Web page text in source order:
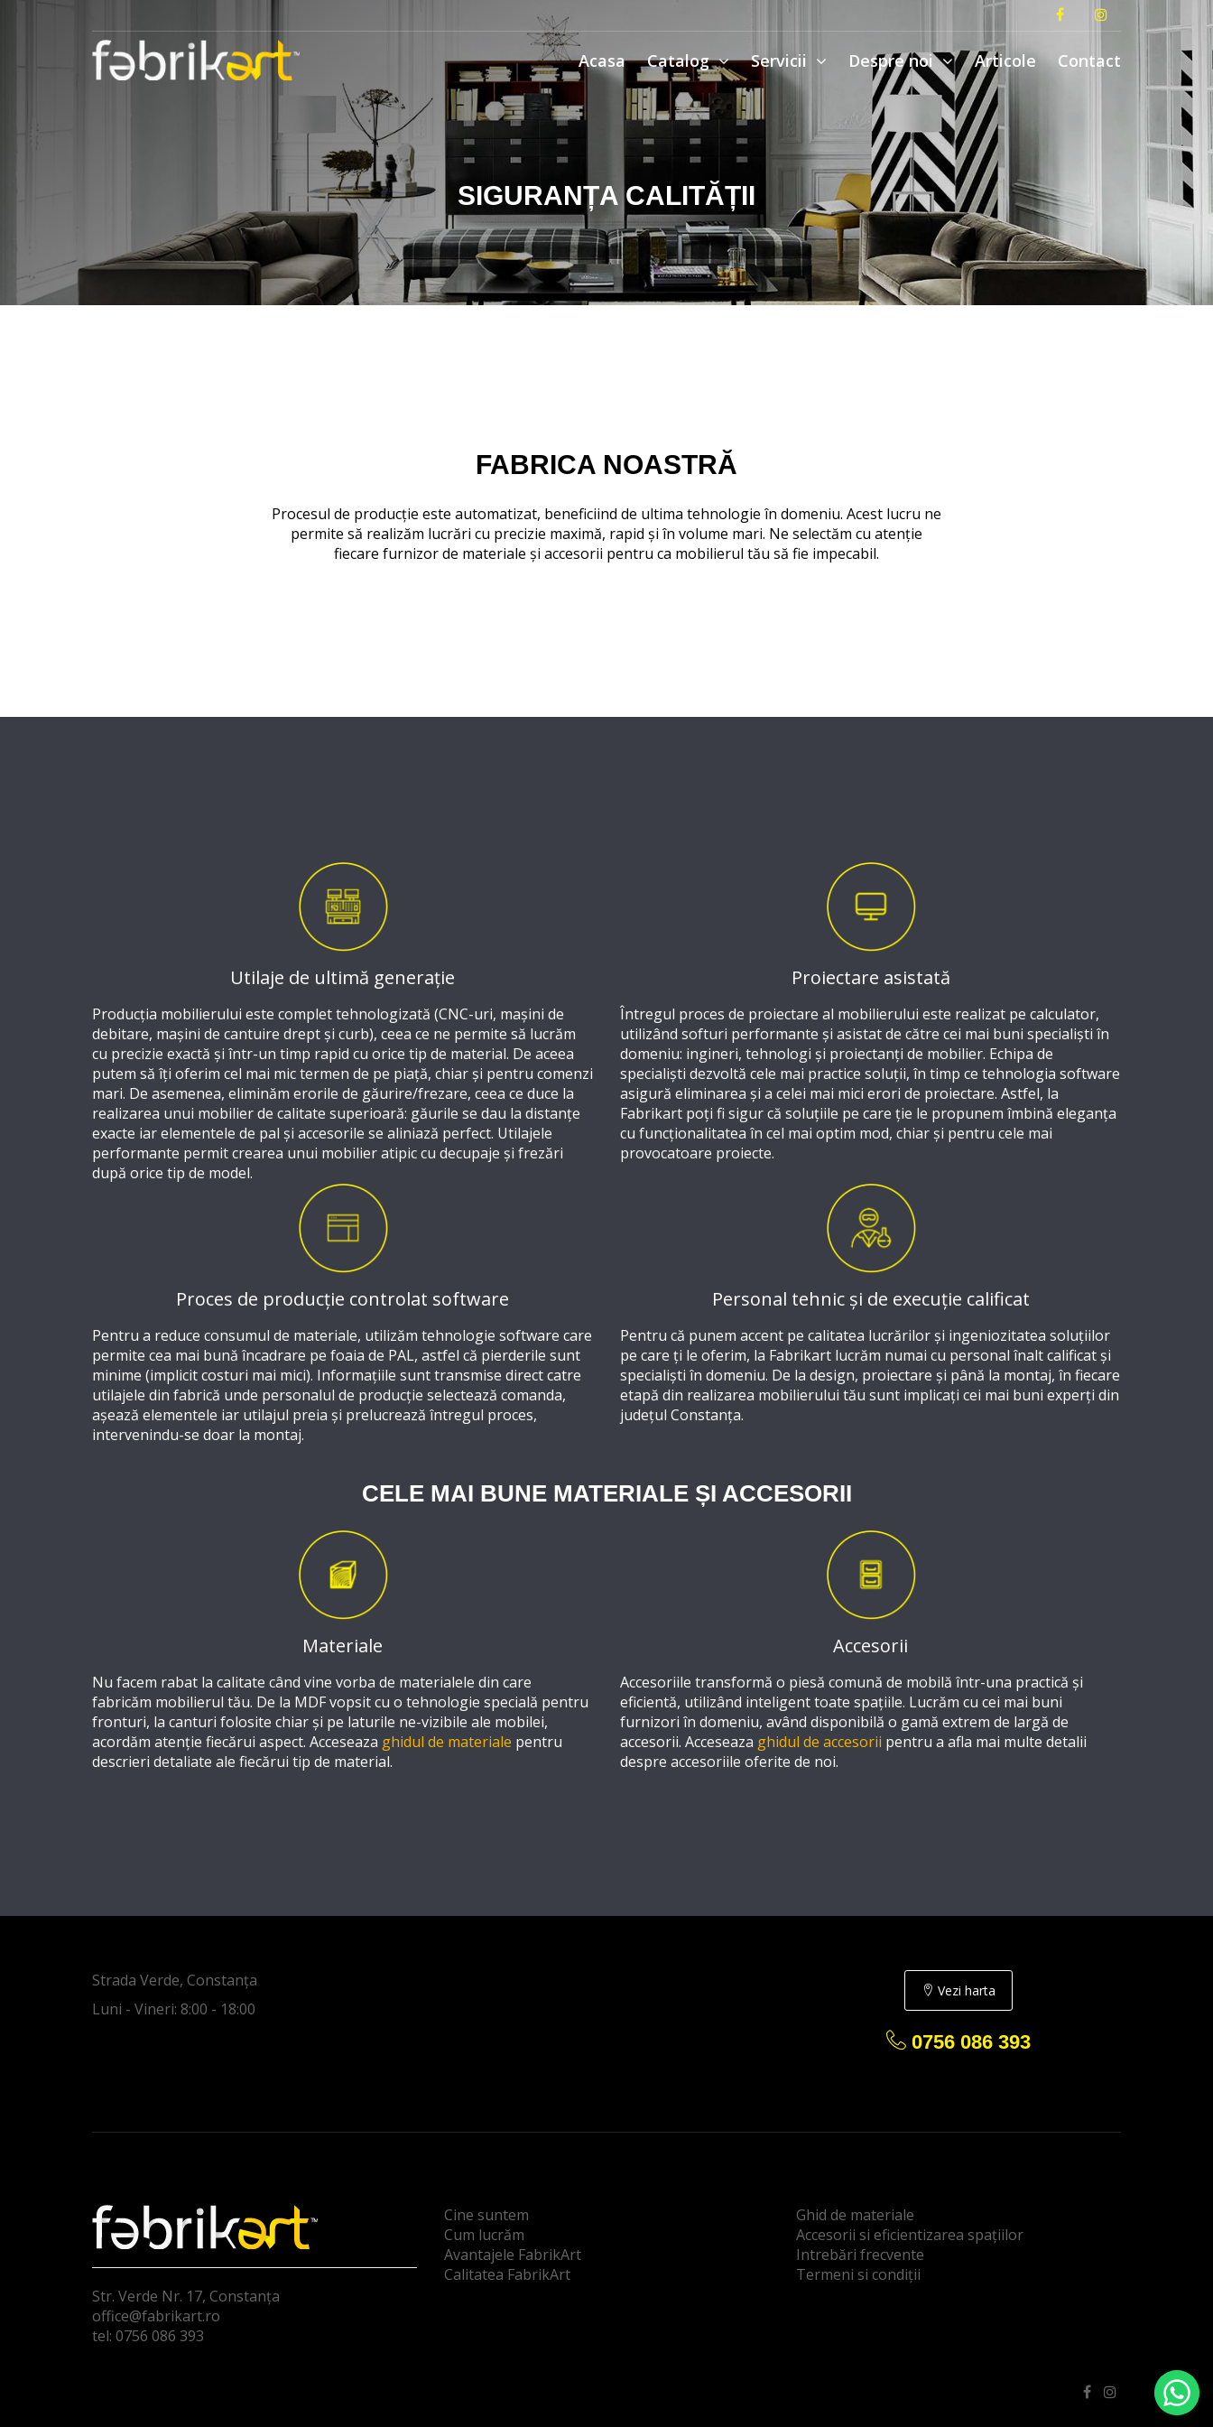
Acasa Catalog Servicii Despre noi Articole Contact
SIGURANȚA CALITĂȚII
FABRICA NOASTRĂ
Procesul de producție este automatizat, beneficiind de ultima tehnologie în domeniu. Acest lucru ne
permite să realizăm lucrări cu precizie maximă, rapid și în volume mari. Ne selectăm cu atenție
fiecare furnizor de materiale și accesorii pentru ca mobilierul tău să fie impecabil.
Utilaje de ultimă generație
Producția mobilierului este complet tehnologizată (CNC-uri, mașini de
debitare, mașini de cantuire drept și curb), ceea ce ne permite să lucrăm
cu precizie exactă și într-un timp rapid cu orice tip de material. De aceea
putem să îți oferim cel mai mic termen de pe piață, chiar și pentru comenzi
mari. De asemenea, eliminăm erorile de găurire/frezare, ceea ce duce la
realizarea unui mobilier de calitate superioară: găurile se dau la distanțe
exacte iar elementele de pal și accesorile se aliniază perfect. Utilajele
performante permit crearea unui mobilier atipic cu decupaje și frezări
după orice tip de model.
Proiectare asistată
Întregul proces de proiectare al mobilierului este realizat pe calculator,
utilizând softuri performante și asistat de către cei mai buni specialiști în
domeniu: ingineri, tehnologi și proiectanți de mobilier. Echipa de
specialiști dezvoltă cele mai practice soluții, în timp ce tehnologia software
asigură eliminarea și a celei mai mici erori de proiectare. Astfel, la
Fabrikart poți fi sigur că soluțiile pe care ție le propunem îmbină eleganța
cu funcționalitatea în cel mai optim mod, chiar și pentru cele mai
provocatoare proiecte.
Proces de producție controlat software
Pentru a reduce consumul de materiale, utilizăm tehnologie software care
permite cea mai bună încadrare pe foaia de PAL, astfel că pierderile sunt
minime (implicit costuri mai mici). Informațiile sunt transmise direct catre
utilajele din fabrică unde personalul de producție selectează comanda,
așează elementele iar utilajul preia și prelucrează întregul proces,
intervenindu-se doar la montaj.
Personal tehnic și de execuție calificat
Pentru că punem accent pe calitatea lucrărilor și ingeniozitatea soluțiilor
pe care ți le oferim, la Fabrikart lucrăm numai cu personal înalt calificat și
specialiști în domeniu. De la design, proiectare și până la montaj, în fiecare
etapă din realizarea mobilierului tău sunt implicați cei mai buni experți din
județul Constanța.
CELE MAI BUNE MATERIALE ȘI ACCESORII
Materiale
Nu facem rabat la calitate când vine vorba de materialele din care
fabricăm mobilierul tău. De la MDF vopsit cu o tehnologie specială pentru
fronturi, la canturi folosite chiar și pe laturile ne-vizibile ale mobilei,
acordăm atenție fiecărui aspect. Acceseaza ghidul de materiale pentru
descrieri detaliate ale fiecărui tip de material.
Accesorii
Accesoriile transformă o piesă comună de mobilă într-una practică și
eficientă, utilizând inteligent toate spațiile. Lucrăm cu cei mai buni
furnizori în domeniu, având disponibilă o gamă extrem de largă de
accesorii. Acceseaza ghidul de accesorii pentru a afla mai multe detalii
despre accesoriile oferite de noi.
Strada Verde, Constanța
Luni - Vineri: 8:00 - 18:00
Vezi harta
0756 086 393
Str. Verde Nr. 17, Constanța
office@fabrikart.ro
tel: 0756 086 393
Cine suntem
Cum lucrăm
Avantajele FabrikArt
Calitatea FabrikArt
Ghid de materiale
Accesorii si eficientizarea spațiilor
Intrebări frecvente
Termeni si condiții